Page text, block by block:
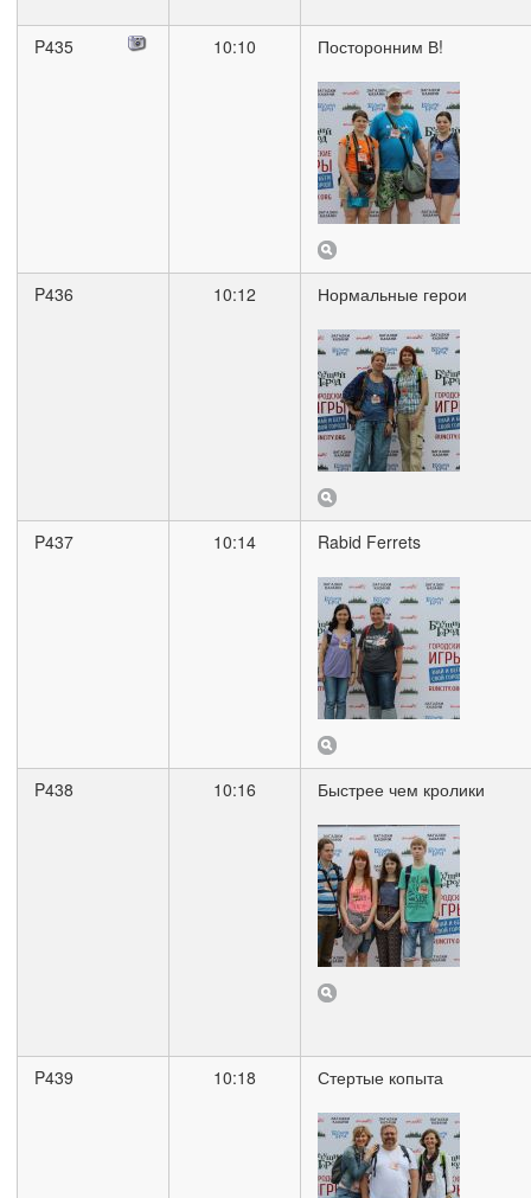
P435 10:10 Посторонним В!
P436 10:12 Нормальные герои
P437 10:14 Rabid Ferrets
P438 10:16 Быстрее чем кролики
P439 10:18 Стертые копыта